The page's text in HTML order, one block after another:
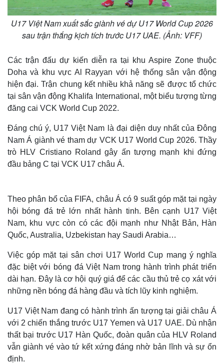
U17 Việt Nam xuất sắc giành vé dự U17 World Cup 2026
sau trận thắng kịch tích trước U17 UAE. (Ảnh: VFF)
Các trận đấu dự kiến diễn ra tại khu Aspire Zone thuộc
Doha và khu vực Al Rayyan với hệ thống sân vận động
hiện đại. Trận chung kết nhiều khả năng sẽ được tổ chức
tại sân vận động Khalifa International, một biểu tượng từng
đăng cai VCK World Cup 2022.
Đáng chú ý, U17 Việt Nam là đại diện duy nhất của Đông
Nam Á giành vé tham dự VCK U17 World Cup 2026. Thầy
trò HLV Cristiano Roland gây ấn tượng mạnh khi đứng
đầu bảng C tại VCK U17 châu Á.
Theo phân bổ của FIFA, châu Á có 9 suất góp mặt tại ngày
hội bóng đá trẻ lớn nhất hành tinh. Bên cạnh U17 Việt
Nam, khu vực còn có các đội mạnh như Nhật Bản, Hàn
Quốc, Australia, Uzbekistan hay Saudi Arabia…
Việc góp mặt tại sân chơi U17 World Cup mang ý nghĩa
đặc biệt với bóng đá Việt Nam trong hành trình phát triển
dài hạn. Đây là cơ hội quý giá để các cầu thủ trẻ cọ xát với
những nền bóng đá hàng đầu và tích lũy kinh nghiệm.
U17 Việt Nam đang có hành trình ấn tượng tại giải châu Á
với 2 chiến thắng trước U17 Yemen và U17 UAE. Dù nhận
thất bại trước U17 Hàn Quốc, đoàn quân của HLV Roland
vẫn giành vé vào tứ kết xứng đáng nhờ bản lĩnh và sự ổn
định.